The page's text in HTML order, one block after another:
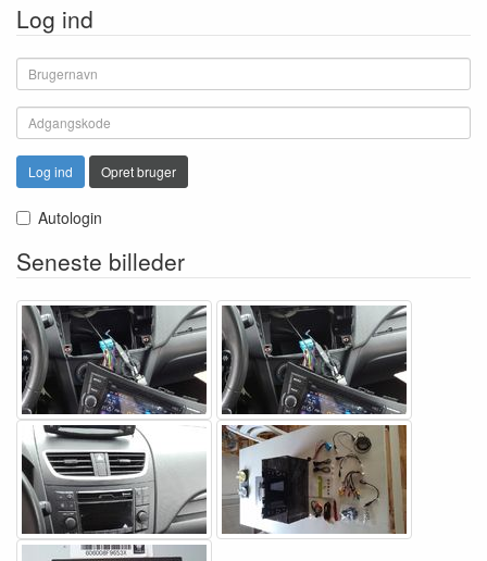
Log ind
Log ind Opret bruger
Autologin
Seneste billeder